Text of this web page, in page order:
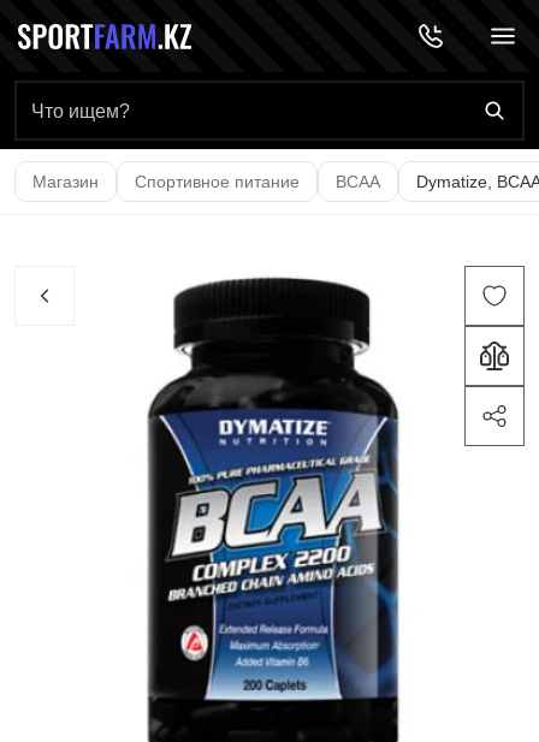
Главная страница
Магазин Спортивное питание BCAA Dymatize,